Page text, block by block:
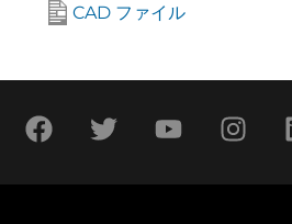
CAD ファイル